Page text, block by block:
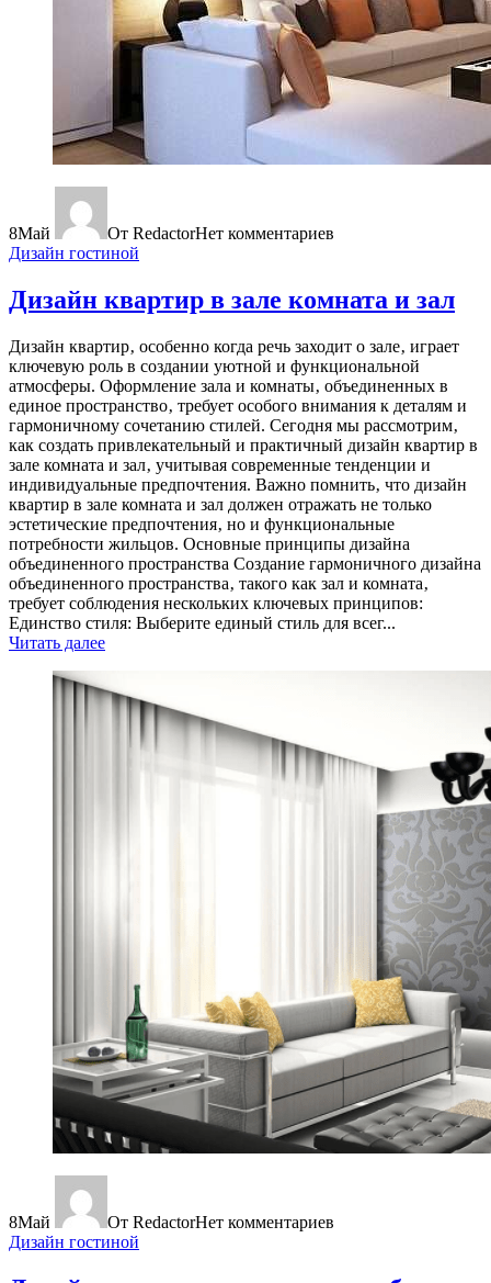
8Май От RedactorНет комментариев
Дизайн гостиной
Дизайн квартир в зале комната и зал
Дизайн квартир‚ особенно когда речь заходит о зале‚ играет
ключевую роль в создании уютной и функциональной
атмосферы. Оформление зала и комнаты‚ объединенных в
единое пространство‚ требует особого внимания к деталям и
гармоничному сочетанию стилей. Сегодня мы рассмотрим‚
как создать привлекательный и практичный дизайн квартир в
зале комната и зал‚ учитывая современные тенденции и
индивидуальные предпочтения. Важно помнить‚ что дизайн
квартир в зале комната и зал должен отражать не только
эстетические предпочтения‚ но и функциональные
потребности жильцов. Основные принципы дизайна
объединенного пространства Создание гармоничного дизайна
объединенного пространства‚ такого как зал и комната‚
требует соблюдения нескольких ключевых принципов:
Единство стиля: Выберите единый стиль для всег...
Читать далее
8Май От RedactorНет комментариев
Дизайн гостиной